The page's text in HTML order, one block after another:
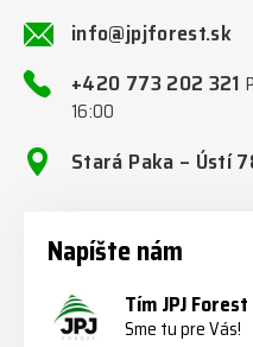
info@jpjforest.sk
+420 773 202 321
16:00
Stará Paka – Ústí
Napíšte nám
Tím JPJ
Sme tu pre Vás!